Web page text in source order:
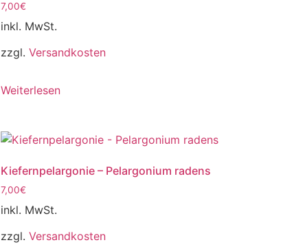
7,00€
inkl. MwSt.
zzgl.Versandkosten
Weiterlesen
Kiefernpelargonie – Pelargonium radens
7,00€
inkl. MwSt.
zzgl.Versandkosten